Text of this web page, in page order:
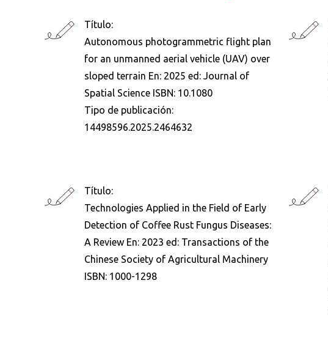
Título:
Autonomous photogrammetric flight plan
for an unmanned aerial vehicle (UAV) over
sloped terrain En: 2025 ed: Journal of
Spatial Science ISBN: 10.1080
Tipo de publicación:
14498596.2025.2464632
Título:
Technologies Applied in the Field of Early
Detection of Coffee Rust Fungus Diseases:
A Review En: 2023 ed: Transactions of the
Chinese Society of Agricultural Machinery
ISBN: 1000-1298
¿Qué buscas?